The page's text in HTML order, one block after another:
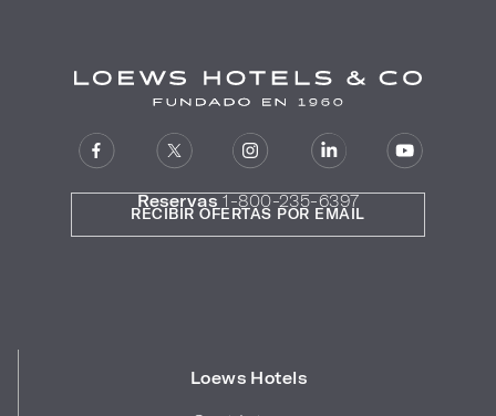
Reservas 1-800-235-6397
Loews Hotels
RECIBIR OFERTAS POR EMAIL